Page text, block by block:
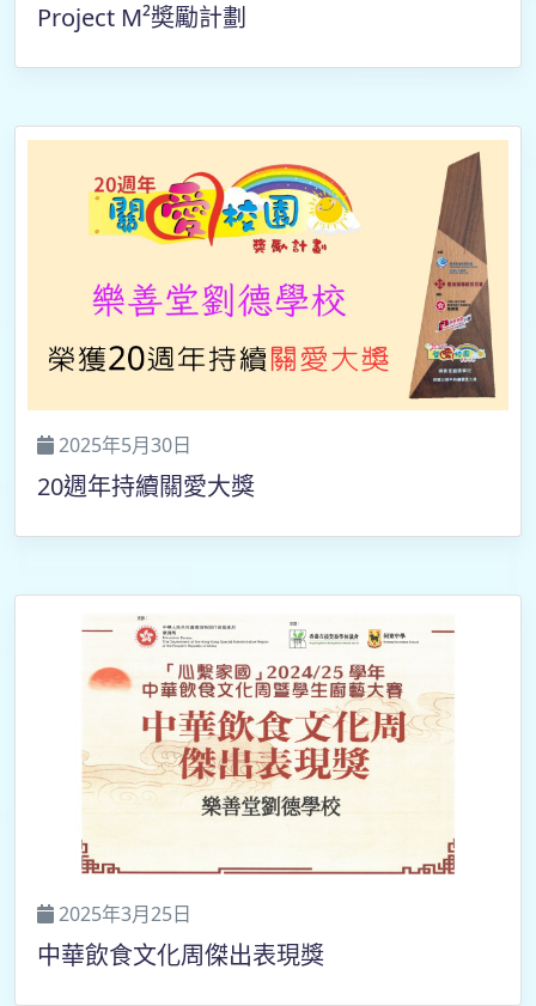
Project M²奬勵計劃
2025年5月30日
20週年持續關愛大獎
2025年3月25日
中華飲食文化周傑出表現獎